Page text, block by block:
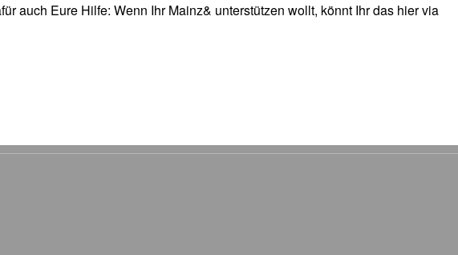
auch Eure Hilfe: Wenn Ihr Mainz& unterstützen wollt, könnt Ihr das hier via